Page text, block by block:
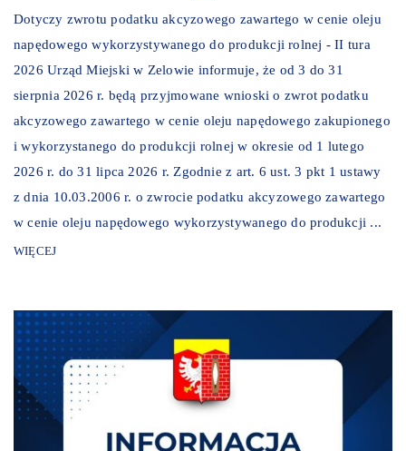
Dotyczy zwrotu podatku akcyzowego zawartego w cenie oleju
napędowego wykorzystywanego do produkcji rolnej - II tura
2026 Urząd Miejski w Zelowie informuje, że od 3 do 31
sierpnia 2026 r. będą przyjmowane wnioski o zwrot podatku
akcyzowego zawartego w cenie oleju napędowego zakupionego
i wykorzystanego do produkcji rolnej w okresie od 1 lutego
2026 r. do 31 lipca 2026 r. Zgodnie z art. 6 ust. 3 pkt 1 ustawy
z dnia 10.03.2006 r. o zwrocie podatku akcyzowego zawartego
w cenie oleju napędowego wykorzystywanego do produkcji ...
WIĘCEJ